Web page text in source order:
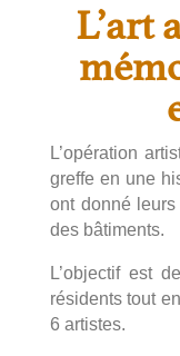
L’art
L’opération
greffe en une
ont donné
des bâtiments.
L’objectif est
résidents tout
6 artistes.